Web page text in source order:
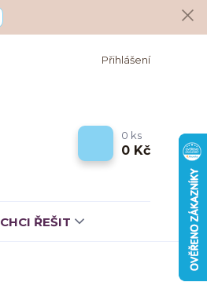
Přihlášení
0 ks
0 Kč
CHCI ŘEŠIT